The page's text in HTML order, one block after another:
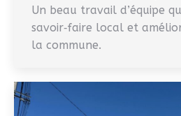
Un beau travail d’équipe
savoir‑faire local et
la commune.